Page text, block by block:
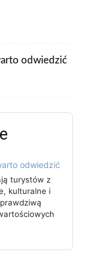
odwiedzić
odwiedzić
turystów z
kulturalne i